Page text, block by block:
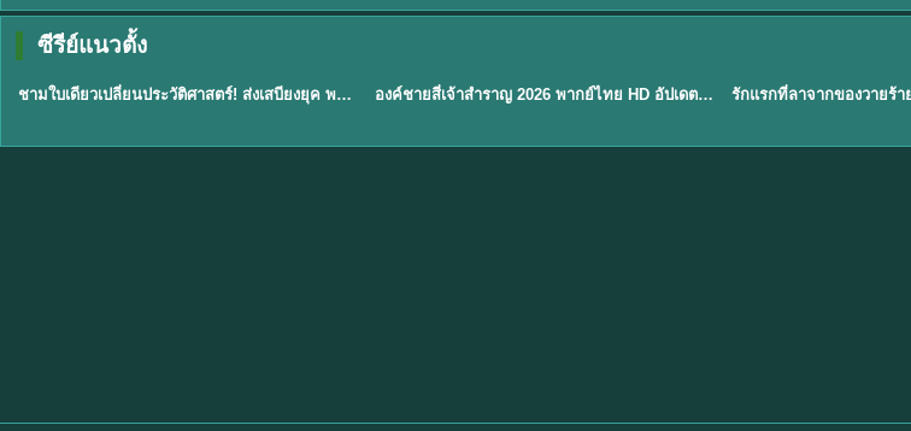
ซีรีย์แนวตั้ง
EP.1
พากย์ไทย
ชามใบเดียวเปลี่ยนประวัติศาสตร์! ส่งเสบียงยุค พากย์ไทย EP.1องค์ชายสี่เจ้าสำราญ 2026 พากย์ไทย HD อัปเดตล่าสุด ดูออนไลน์